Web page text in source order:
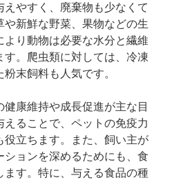
やすく、廃棄物も少なくて
新鮮な野菜、果物などの生
り動物は必要な水分と繊維
す。爬虫類に対しては、冷凍
末飼料も人気です。
康維持や成長促進が主な目
ることで、ペットの免疫力
役立ちます。また、飼い主が
ョンを深めるためにも、食
す。特に、与える食品の種